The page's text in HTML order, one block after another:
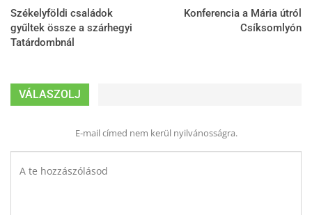
Székelyföldi családok
gyűltek össze a szárhegyi
Tatárdombnál
Konferencia a Mária útról
Csíksomlyón
VÁLASZOLJ
E-mail címed nem kerül nyilvánosságra.